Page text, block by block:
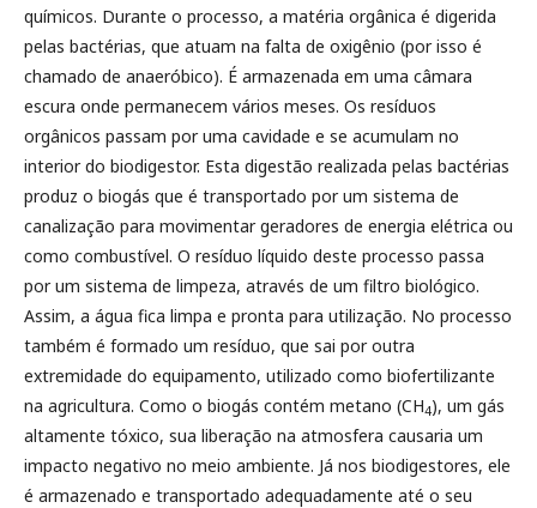
químicos. Durante o processo, a matéria orgânica é digerida
pelas bactérias, que atuam na falta de oxigênio (por isso é
chamado de anaeróbico). É armazenada em uma câmara
escura onde permanecem vários meses. Os resíduos
orgânicos passam por uma cavidade e se acumulam no
interior do biodigestor. Esta digestão realizada pelas bactérias
produz o biogás que é transportado por um sistema de
canalização para movimentar geradores de energia elétrica ou
como combustível. O resíduo líquido deste processo passa
por um sistema de limpeza, através de um filtro biológico.
Assim, a água fica limpa e pronta para utilização. No processo
também é formado um resíduo, que sai por outra
extremidade do equipamento, utilizado como biofertilizante
na agricultura. Como o biogás contém metano (CH4), um gás
altamente tóxico, sua liberação na atmosfera causaria um
impacto negativo no meio ambiente. Já nos biodigestores, ele
é armazenado e transportado adequadamente até o seu